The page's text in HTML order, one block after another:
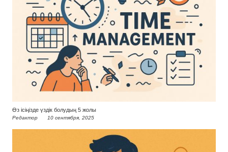
Өз ісіңізде үздік болудың 5 жолы
Редактор 10 сентября, 2025